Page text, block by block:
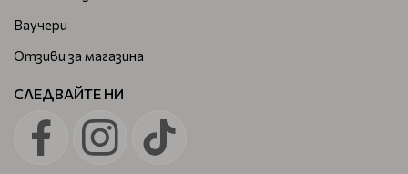
Ваучери
Отзиви за магазина
СЛЕДВАЙТЕ НИ